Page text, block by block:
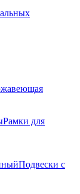
Рамки для
Подвески с